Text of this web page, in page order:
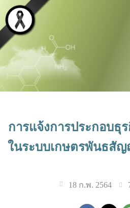
การแจ้งการประกอบธุ
ในระบบเกษตรพันธสั
18 ก.พ. 2564